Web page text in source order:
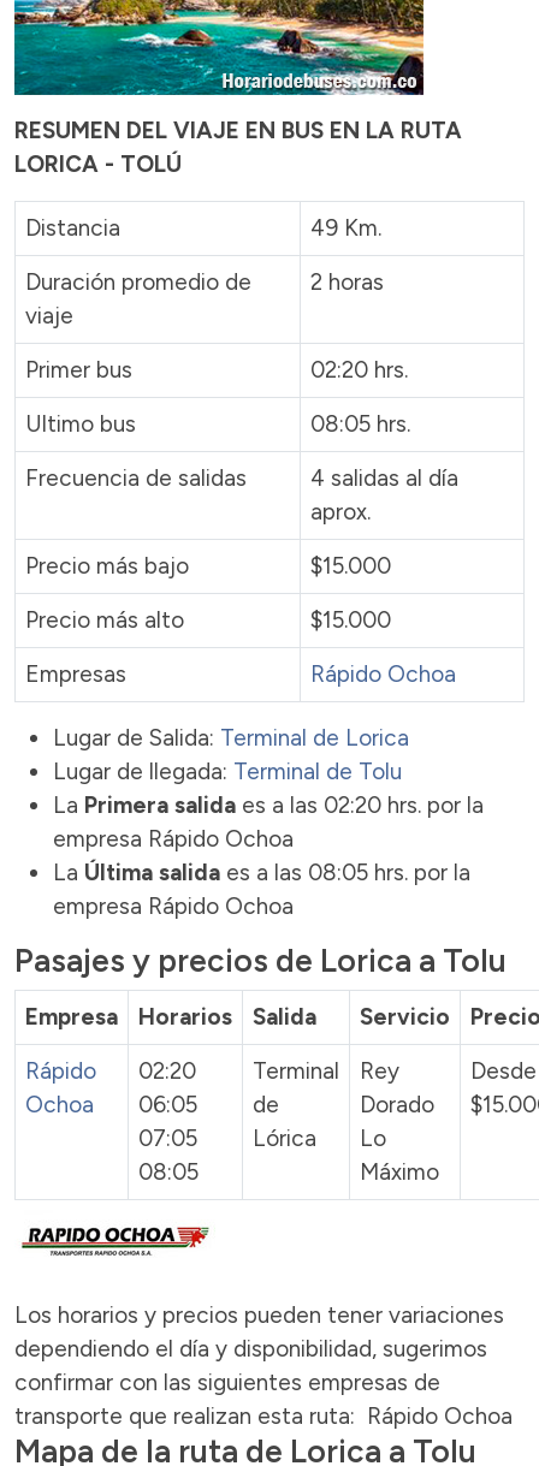
RESUMEN DEL VIAJE EN BUS EN LA RUTA
LORICA - TOLÚ
Distancia
49 Km.
Duración promedio de
viaje
2 horas
Primer bus
02:20 hrs.
Ultimo bus
08:05 hrs.
Frecuencia de salidas
4 salidas al día
aprox.
Precio más bajo
$15.000
Precio más alto
$15.000
Empresas
Rápido Ochoa
Lugar de Salida: Terminal de Lorica
Lugar de llegada: Terminal de Tolu
La Primera salida es a las 02:20 hrs. por la
empresa Rápido Ochoa
La Última salida es a las 08:05 hrs. por la
empresa Rápido Ochoa
Pasajes y precios de Lorica a Tolu
Empresa Horarios Salida Servicio
Rápido
Ochoa
02:20
06:05
07:05
08:05
Terminal
de
Lórica
Rey
Dorado
Lo
Máximo
Desde
Los horarios y precios pueden tener variaciones
dependiendo el día y disponibilidad, sugerimos
confirmar con las siguientes empresas de
transporte que realizan esta ruta: Rápido Ochoa
Mapa de la ruta de Lorica a Tolu